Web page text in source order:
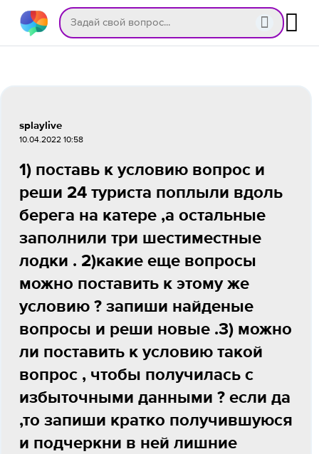
splaylive
10.04.2022 10:58
1) поставь к условию вопрос и
реши 24 туриста поплыли вдоль
берега на катере ,а остальные
заполнили три шестиместные
лодки . 2)какие еще вопросы
можно поставить к этому же
условию ? запиши найденые
вопросы и реши новые .3) можно
ли поставить к условию такой
вопрос , чтобы получилась с
избыточными данными ? если да
,то запиши кратко получившуюся
и подчеркни в ней лишние